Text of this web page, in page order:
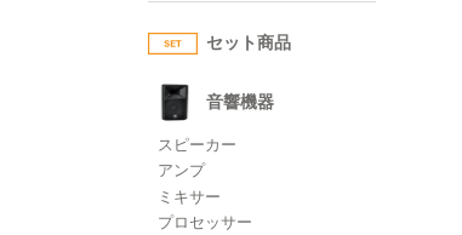
セット商品
音響機器
スピーカー
アンプ
ミキサー
プロセッサー